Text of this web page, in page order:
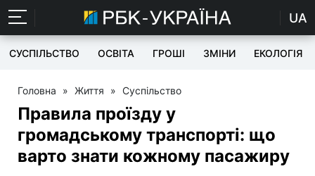
UA
СУСПІЛЬСТВО ОСВІТА ГРОШІ ЗМІНИ ЕКОЛОГІЯ
Головна » Життя » Суспільство
Правила проїзду у
громадському транспорті: що
варто знати кожному пасажиру